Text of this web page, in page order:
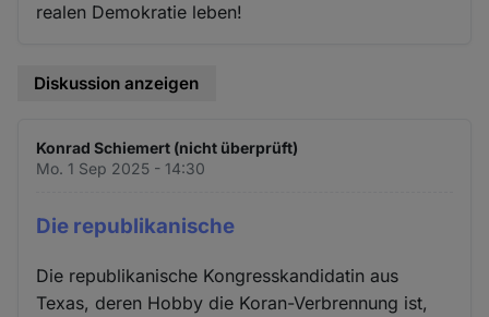
realen Demokratie leben!
Diskussion anzeigen
Konrad Schiemert (nicht überprüft)
Mo. 1 Sep 2025 - 14:30
Die republikanische
Die republikanische Kongresskandidatin aus
Texas, deren Hobby die Koran-Verbrennung ist,